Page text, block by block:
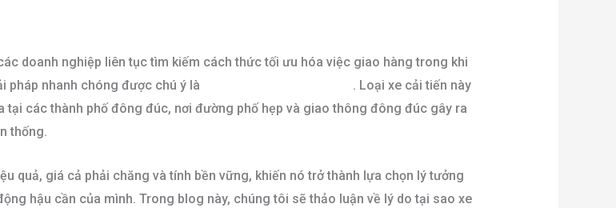
doanh nghiệp liên tục tìm kiếm cách thức tối ưu hóa việc giao hàng trong khi
pháp nhanh chóng được chú ý là
. Loại xe cải tiến này
các thành phố đông đúc, nơi đường phố hẹp và giao thông đông đúc gây ra
thống.
quả, giá cả phải chăng và tính bền vững, khiến nó trở thành lựa chọn lý tưởng
hậu cần của mình. Trong blog này, chúng tôi sẽ thảo luận về lý do tại sao xe